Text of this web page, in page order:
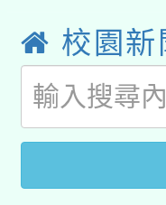
接種
月28
管道
得重
機關
「115
辦理
人才
衛生
菸害
校園